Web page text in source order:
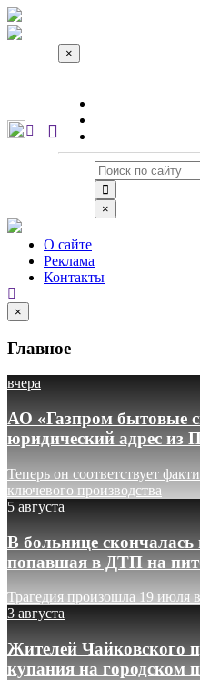
×
×
О сайте
Реклама
Контакты
×
Главное
вчера
АО «Газпром бытовые
юридический адрес из
Теперь он соответствует
ключевого производства
5 августа
В больнице скончалась
попавшая в ДТП на
Трагедия произошла 19 июля
3 августа
Жителей Чайковского
купания на городском